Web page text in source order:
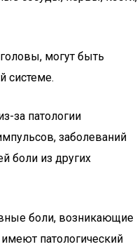
могут быть
системе.
за патологии
заболеваний
боли из других
боли, возникающие
патологический